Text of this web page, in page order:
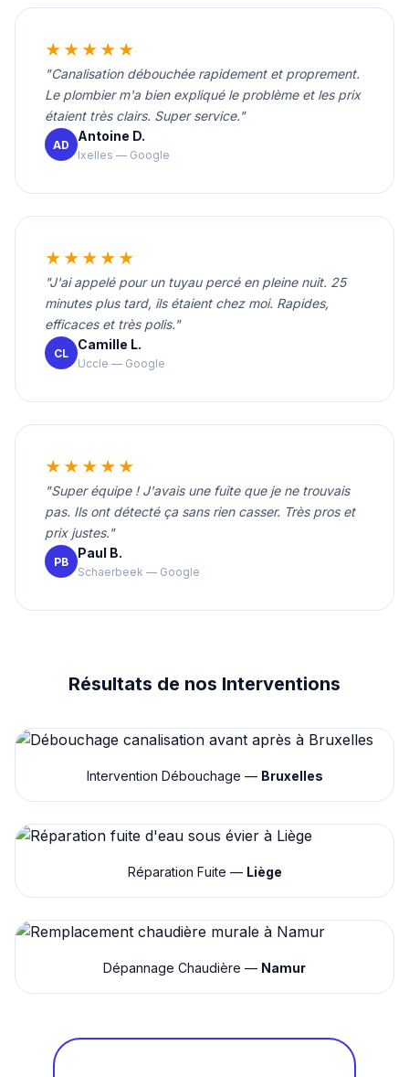
★★★★★
"Canalisation débouchée rapidement et proprement.
Le plombier m'a bien expliqué le problème et les prix
étaient très clairs. Super service."
AD
Antoine D.
Ixelles — Google
★★★★★
"J'ai appelé pour un tuyau percé en pleine nuit. 25
minutes plus tard, ils étaient chez moi. Rapides,
efficaces et très polis."
CL
Camille L.
Uccle — Google
★★★★★
"Super équipe ! J'avais une fuite que je ne trouvais
pas. Ils ont détecté ça sans rien casser. Très pros et
prix justes."
PB
Paul B.
Schaerbeek — Google
Résultats de nos Interventions
Intervention Débouchage — Bruxelles
Réparation Fuite — Liège
Dépannage Chaudière — Namur